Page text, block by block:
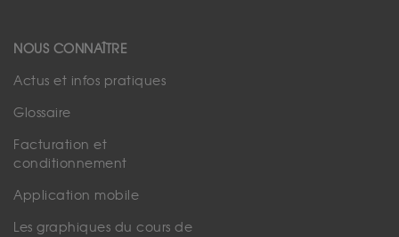
NOUS CONNAÎTRE
Actus et infos pratiques
Glossaire
Facturation et
conditionnement
Application mobile
Les graphiques du cours de